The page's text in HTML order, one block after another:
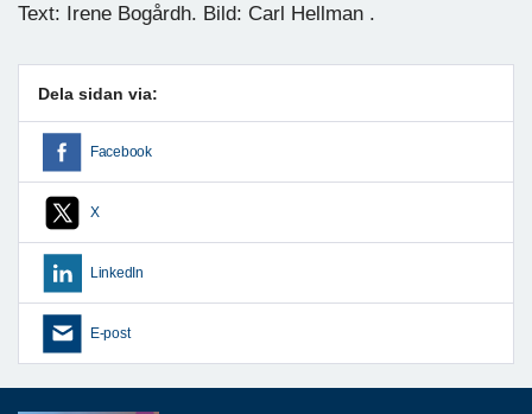
Text: Irene Bogårdh. Bild: Carl Hellman .
Dela sidan via:
Facebook
X
LinkedIn
E-post